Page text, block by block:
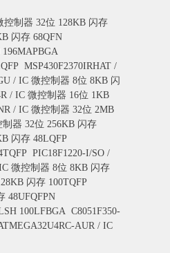
控制器 32位 128KB 闪存
闪存 68QFN
MSP430F2370IRHAT /
/ IC 微控制器 8位 8KB 闪
/ IC 微控制器 16位 1KB
/ IC 微控制器 32位 2MB
制器 32位 256KB 闪存
闪存 48LQFP
PIC18F1220-I/SO /
微控制器 8位 8KB 闪存
闪存 100TQFP
48UFQFPN
100LFBGA C8051F350-
AUR / IC